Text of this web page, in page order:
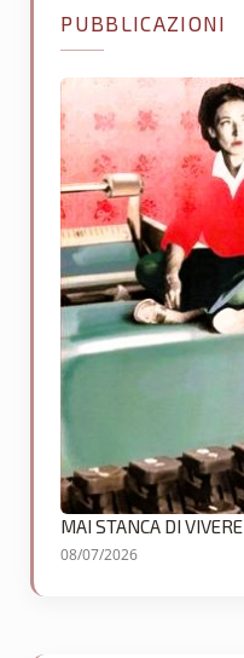
PUBBLICAZIONI
MAI STANCA DI VIVERE
08/07/2026